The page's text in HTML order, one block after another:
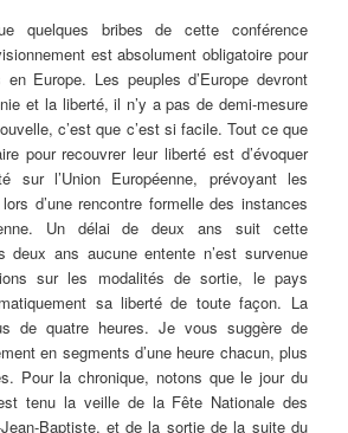
quelques bribes de cette conférence
est absolument obligatoire pour
Europe. Les peuples d’Europe devront
et la liberté, il n’y a pas de demi-mesure
c’est que c’est si facile. Tout ce que
pour recouvrer leur liberté est d’évoquer
sur l’Union Européenne, prévoyant les
d’une rencontre formelle des instances
Un délai de deux ans suit cette
deux ans aucune entente n’est survenue
sur les modalités de sortie, le pays
sa liberté de toute façon. La
de quatre heures. Je vous suggère de
en segments d’une heure chacun, plus
Pour la chronique, notons que le jour du
tenu la veille de la Fête Nationale des
Baptiste, et de la sortie de la suite du